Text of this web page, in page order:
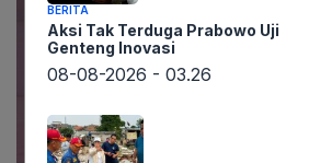
BERITA
Aksi Tak Terduga Prabowo Uji
Genteng Inovasi
08-08-2026 - 03.26